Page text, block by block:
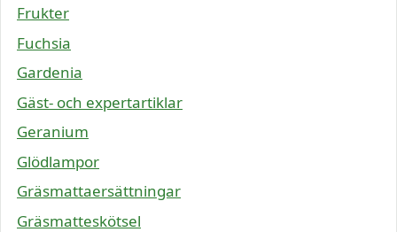
Frukter
Fuchsia
Gardenia
Gäst- och expertartiklar
Geranium
Glödlampor
Gräsmattaersättningar
Gräsmatteskötsel